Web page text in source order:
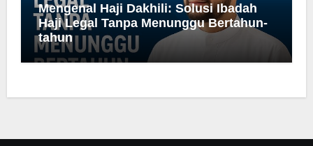
Mengenal Haji Dakhili: Solusi Ibadah
Haji Legal Tanpa Menunggu Bertahun-
tahun